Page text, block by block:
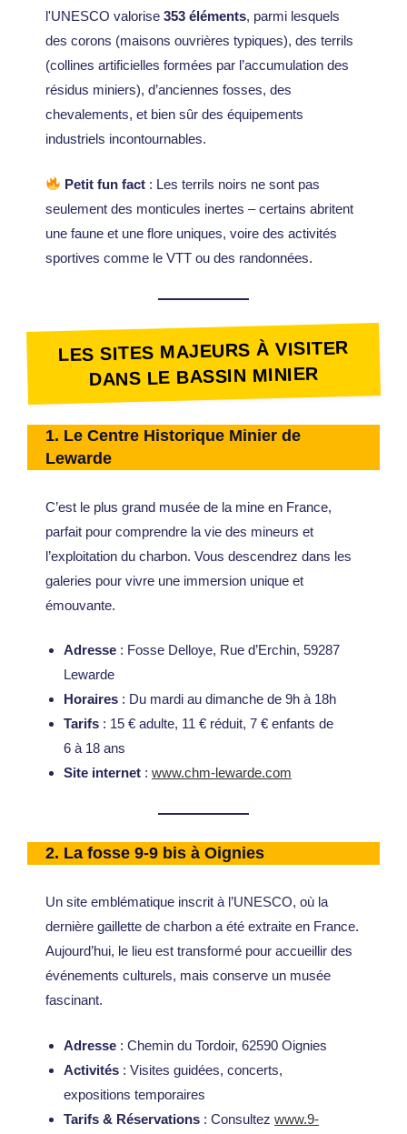
l'UNESCO valorise 353 éléments, parmi lesquels
des corons (maisons ouvrières typiques), des terrils
(collines artificielles formées par l’accumulation des
résidus miniers), d’anciennes fosses, des
chevalements, et bien sûr des équipements
industriels incontournables.
Petit fun fact : Les terrils noirs ne sont pas
seulement des monticules inertes – certains abritent
une faune et une flore uniques, voire des activités
sportives comme le VTT ou des randonnées.
LES SITES MAJEURS À VISITER
DANS LE BASSIN MINIER
1. Le Centre Historique Minier de
Lewarde
C’est le plus grand musée de la mine en France,
parfait pour comprendre la vie des mineurs et
l’exploitation du charbon. Vous descendrez dans les
galeries pour vivre une immersion unique et
émouvante.
Adresse : Fosse Delloye, Rue d’Erchin, 59287
Lewarde
Horaires : Du mardi au dimanche de 9h à 18h
Tarifs : 15 € adulte, 11 € réduit, 7 € enfants de
6 à 18 ans
Site internet : www.chm-lewarde.com
2. La fosse 9-9 bis à Oignies
Un site emblématique inscrit à l’UNESCO, où la
dernière gaillette de charbon a été extraite en France.
Aujourd’hui, le lieu est transformé pour accueillir des
événements culturels, mais conserve un musée
fascinant.
Adresse : Chemin du Tordoir, 62590 Oignies
Activités : Visites guidées, concerts,
expositions temporaires
Tarifs & Réservations : Consultez www.9-